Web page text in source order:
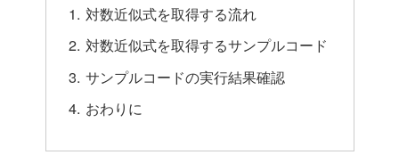
対数近似式を取得する流れ
対数近似式を取得するサンプルコード
サンプルコードの実行結果確認
おわりに